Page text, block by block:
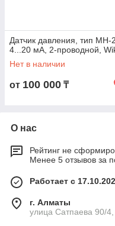
Датчик давления, тип MH-2,
4...20 мА, 2-проводной,
Нет в наличии
от 100 000 ₸
О нас
Рейтинг не
Менее 5 отзывов за
Работает с
г. Алматы
улица Сатпаева 90/